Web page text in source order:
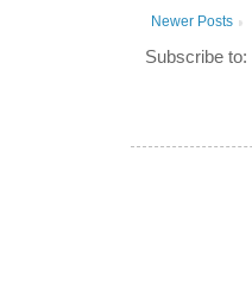
Newer Posts
Subscribe to: